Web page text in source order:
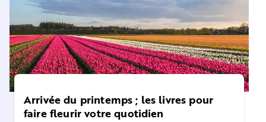
Arrivée du printemps ; les livres pour
faire fleurir votre quotidien